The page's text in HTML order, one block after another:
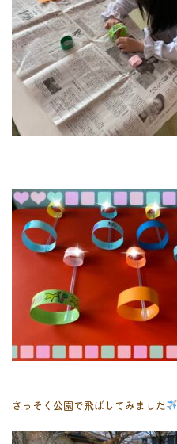
さっそく公園で飛ばしてみました